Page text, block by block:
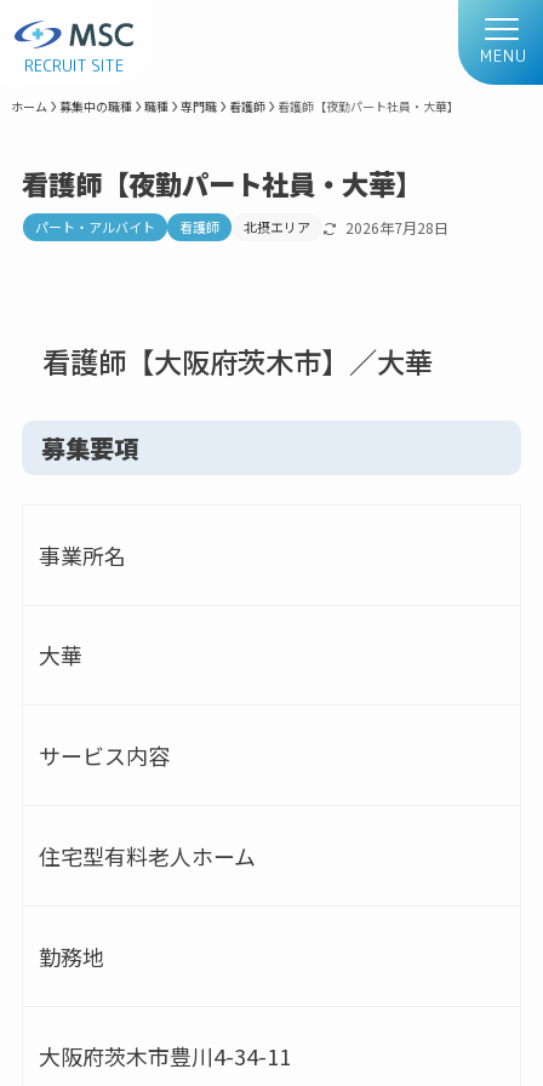
RECRUIT SITE MENU
ホーム 募集中の職種 職種 専門職 看護師 看護師【夜勤パート社員・大華】
看護師【夜勤パート社員・大華】
パート・アルバイト 看護師 北摂エリア 2026年7月28日
看護師【大阪府茨木市】／大華
募集要項
事業所名
大華
サービス内容
住宅型有料老人ホーム
勤務地
大阪府茨木市豊川4-34-11